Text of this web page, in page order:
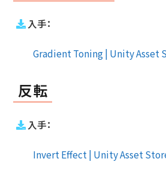
入手：
Gradient Toning | Unity Asset
反転
入手：
Invert Effect | Unity Asset